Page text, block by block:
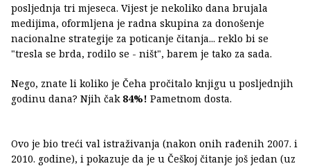
posljednja tri mjeseca. Vijest je nekoliko dana brujala
medijima, oformljena je radna skupina za donošenje
nacionalne strategije za poticanje čitanja... reklo bi se
"tresla se brda, rodilo se - ništ", barem je tako za sada.
Nego, znate li koliko je Čeha pročitalo knjigu u posljednjih
godinu dana? Njih čak 84%! Pametnom dosta.
Ovo je bio treći val istraživanja (nakon onih rađenih 2007. i
2010. godine), i pokazuje da je u Češkoj čitanje još jedan (uz